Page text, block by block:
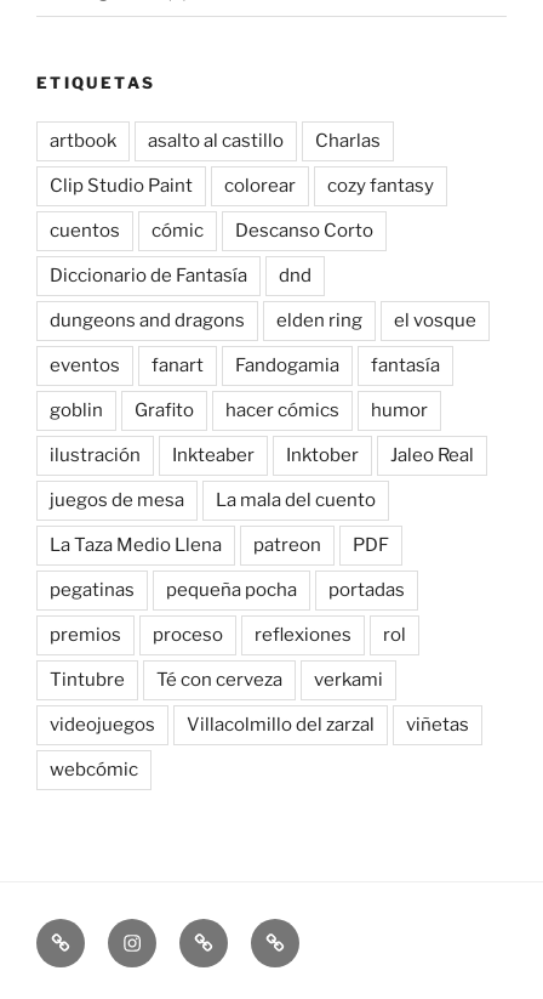
ETIQUETAS
artbook asalto al castillo Charlas
Clip Studio Paint colorear cozy fantasy
cuentos cómic Descanso Corto
Diccionario de Fantasía dnd
dungeons and dragons elden ring el vosque
eventos fanart Fandogamia fantasía
goblin Grafito hacer cómics humor
ilustración Inkteaber Inktober Jaleo Real
juegos de mesa La mala del cuento
La Taza Medio Llena patreon PDF
pegatinas pequeña pocha portadas
premios proceso reflexiones rol
Tintubre Té con cerveza verkami
videojuegos Villacolmillo del zarzal viñetas
webcómic
NewsletterInstagramBluesky Patreon